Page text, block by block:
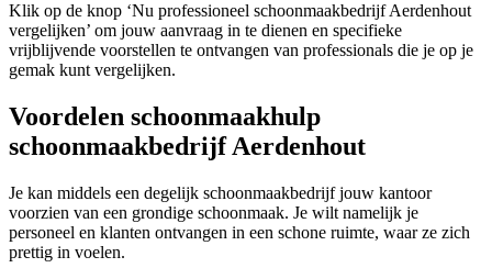
Klik op de knop ‘Nu professioneel schoonmaakbedrijf Aerdenhout
vergelijken’ om jouw aanvraag in te dienen en specifieke
vrijblijvende voorstellen te ontvangen van professionals die je op je
gemak kunt vergelijken.
Voordelen schoonmaakhulp
schoonmaakbedrijf Aerdenhout
Je kan middels een degelijk schoonmaakbedrijf jouw kantoor
voorzien van een grondige schoonmaak. Je wilt namelijk je
personeel en klanten ontvangen in een schone ruimte, waar ze zich
prettig in voelen.